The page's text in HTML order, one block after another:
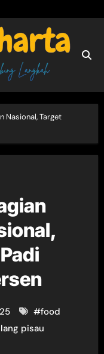
Nasional, Target
#food
pisau